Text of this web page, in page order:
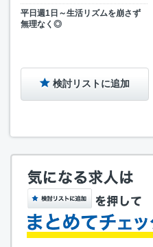
平日週1日～生活リズムを崩さず
無理なく◎
検討リストに追加